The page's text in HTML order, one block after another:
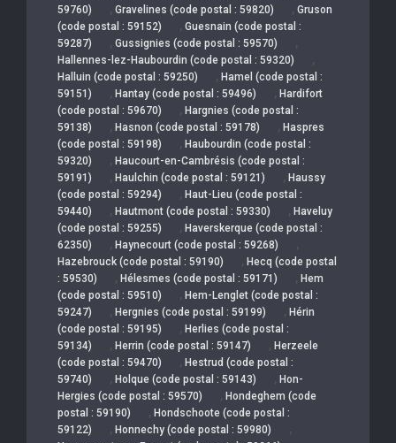
59760)
, Gravelines (code postal : 59820) , Gruson
(code postal : 59152)
, Guesnain (code postal :
59287)
, Gussignies (code postal : 59570) ,
Hallennes-lez-Haubourdin (code postal : 59320) ,
Halluin (code postal : 59250) , Hamel (code postal :
59151)
, Hantay (code postal : 59496) , Hardifort
(code postal : 59670)
, Hargnies (code postal :
59138)
, Hasnon (code postal : 59178) , Haspres
(code postal : 59198)
, Haubourdin (code postal :
59320)
, Haucourt-en-Cambrésis (code postal :
59191)
, Haulchin (code postal : 59121) , Haussy
(code postal : 59294)
, Haut-Lieu (code postal :
59440)
, Hautmont (code postal : 59330) , Haveluy
(code postal : 59255)
, Haverskerque (code postal :
62350)
, Haynecourt (code postal : 59268) ,
Hazebrouck (code postal : 59190) , Hecq (code postal
: 59530)
, Hélesmes (code postal : 59171) , Hem
(code postal : 59510)
, Hem-Lenglet (code postal :
59247)
, Hergnies (code postal : 59199) , Hérin
(code postal : 59195)
, Herlies (code postal :
59134)
, Herrin (code postal : 59147) , Herzeele
(code postal : 59470)
, Hestrud (code postal :
59740)
, Holque (code postal : 59143) , Hon-
Hergies (code postal : 59570)
, Hondeghem (code
postal : 59190)
, Hondschoote (code postal :
59122)
, Honnechy (code postal : 59980) ,